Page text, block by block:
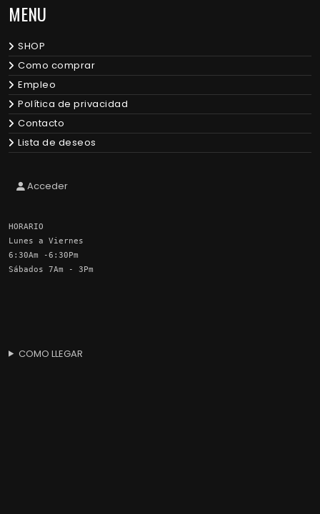
MENU
SHOP
Como comprar
Empleo
Política de privacidad
Contacto
Lista de deseos
Acceder
HORARIO
Lunes a Viernes
6:30Am -6:30Pm
Sábados 7Am - 3Pm
COMO LLEGAR